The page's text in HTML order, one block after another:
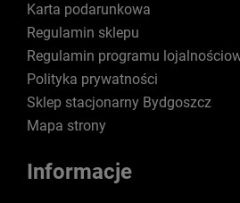
Karta podarunkowa
Regulamin sklepu
Regulamin programu
Polityka prywatności
Sklep stacjonarny Bydgoszcz
Mapa strony
Informacje